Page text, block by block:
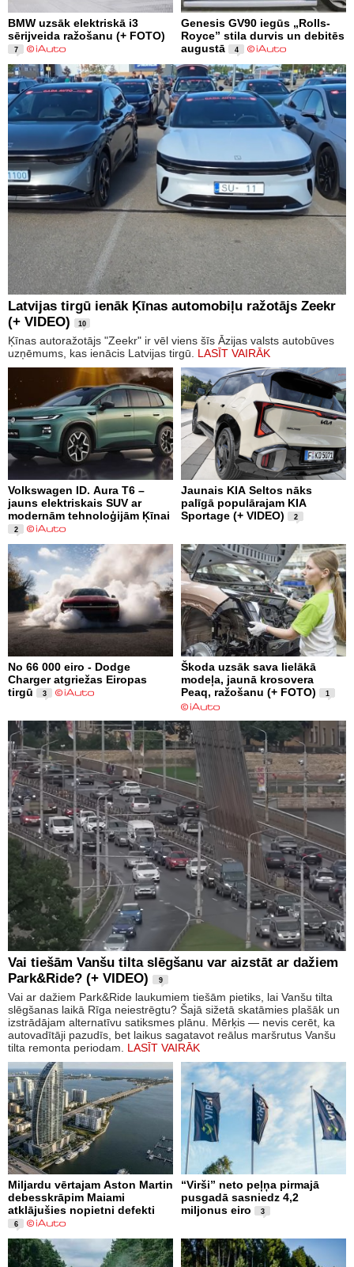
BMW uzsāk elektriskā i3
sērijveida ražošanu (+ FOTO)
7
Genesis GV90 iegūs „Rolls-
Royce” stila durvis un debitēs
augustā
4
Latvijas tirgū ienāk Ķīnas automobiļu ražotājs Zeekr
(+ VIDEO)
10
Ķīnas autoražotājs "Zeekr" ir vēl viens šīs Āzijas valsts autobūves
uzņēmums, kas ienācis Latvijas tirgū. LASĪT VAIRĀK
Volkswagen ID. Aura T6 –
jauns elektriskais SUV ar
modernām tehnoloģijām Ķīnai
2
Jaunais KIA Seltos nāks
palīgā populārajam KIA
Sportage (+ VIDEO)
2
No 66 000 eiro - Dodge
Charger atgriežas Eiropas
tirgū
3
Škoda uzsāk sava lielākā
modeļa, jaunā krosovera
Peaq, ražošanu (+ FOTO)
1
Vai tiešām Vanšu tilta slēgšanu var aizstāt ar dažiem
Park&Ride? (+ VIDEO)
9
Vai ar dažiem Park&Ride laukumiem tiešām pietiks, lai Vanšu tilta
slēgšanas laikā Rīga neiestrēgtu? Šajā sižetā skatāmies plašāk un
izstrādājam alternatīvu satiksmes plānu. Mērķis — nevis cerēt, ka
autovadītāji pazudīs, bet laikus sagatavot reālus maršrutus Vanšu
tilta remonta periodam. LASĪT VAIRĀK
Miljardu vērtajam Aston Martin
debesskrāpim Maiami
atklājušies nopietni defekti
6
“Virši” neto peļņa pirmajā
pusgadā sasniedz 4,2
miljonus eiro
3